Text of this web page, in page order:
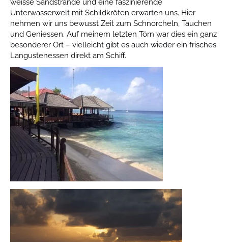
Unterwasserwelt mit Schildkröten erwarten uns. Hier
nehmen wir uns bewusst Zeit zum Schnorcheln, Tauchen
und Geniessen. Auf meinem letzten Törn war dies ein ganz
besonderer Ort – vielleicht gibt es auch wieder ein frisches
Langustenessen direkt am Schiff.